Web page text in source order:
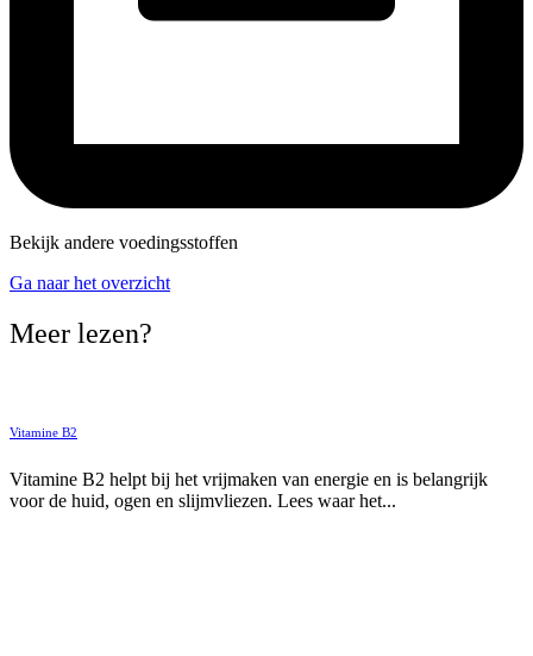
Bekijk andere voedingsstoffen
Ga naar het overzicht
Meer lezen?
Vitamine B2
Vitamine B2 helpt bij het vrijmaken van energie en is belangrijk
voor de huid, ogen en slijmvliezen. Lees waar het...